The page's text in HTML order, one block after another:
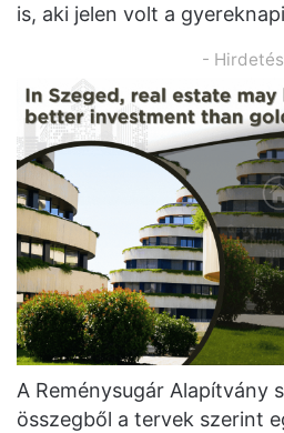
is, aki jelen volt a
-
A Reménysugár Alapítvány
összegből a tervek szerint